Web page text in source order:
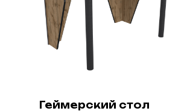
Геймерский стол